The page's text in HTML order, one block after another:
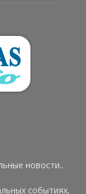
новости..
событиях,